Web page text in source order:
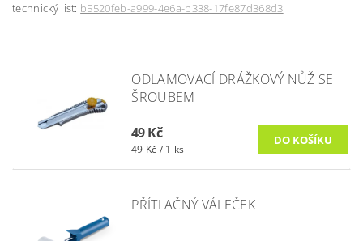
technický list: b5520feb-a999-4e6a-b338-17fe87d368d3
ODLAMOVACÍ DRÁŽKOVÝ NŮŽ SE
ŠROUBEM
49 Kč
49 Kč / 1 ks
PŘÍTLAČNÝ VÁLEČEK